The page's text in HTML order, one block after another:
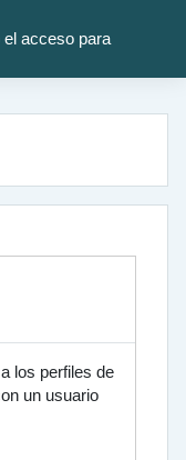
acceso para
los perfiles de
un usuario